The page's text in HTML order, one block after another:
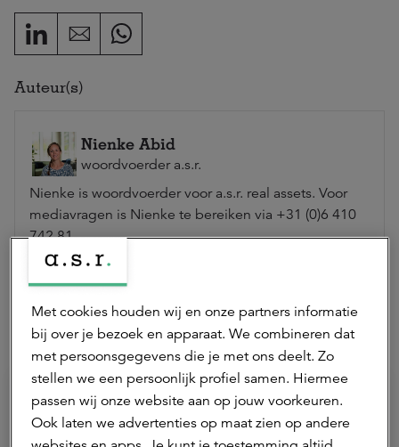
Auteur(s)
Nienke Abid
woordvoerder a.s.r.
Nienke is woordvoerder voor a.s.r. real assets. Voor
mediavragen is Nienke te bereiken via +31 (0)6 410
742 81.
Neem contact op
Hierna lezen
Met cookies houden wij en onze partners informatie
bij over je bezoek en apparaat. We combineren dat
met persoonsgegevens die je met ons deelt. Zo
stellen we een persoonlijk profiel samen. Hiermee
passen wij onze website aan op jouw voorkeuren.
Ook laten we advertenties op maat zien op andere